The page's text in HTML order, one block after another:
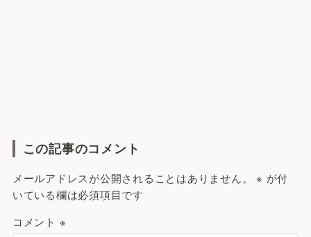
この記事のコメント
メールアドレスが公開されることはありません。 ※ が付
いている欄は必須項目です
コメント ※